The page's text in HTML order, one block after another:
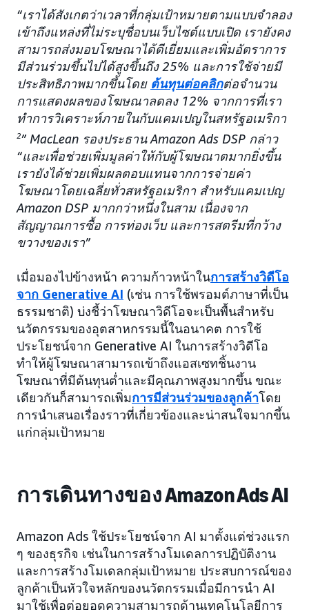
“เราได้สังเกตว่าเวลาที่กลุ่มเป้าหมายตามแบบจำลอง
เข้าถึงแหล่งที่ไม่ระบุชื่อบนเว็บไซต์แบบเปิด เรายังคง
สามารถส่งมอบโฆษณาได้ดีเยี่ยมและเพิ่มอัตราการ
มีส่วนร่วมขึ้นไปได้สูงขึ้นถึง 25% และการใช้จ่ายมี
ประสิทธิภาพมากขึ้นโดย ต้นทุนต่อคลิกต่อจำนวน
การแสดงผลของโฆษณาลดลง 12% จากการที่เรา
ทำการวิเคราะห์ภายในกับแคมเปญในสหรัฐอเมริกา
2” MacLean รองประธาน Amazon Ads DSP กล่าว
“และเพื่อช่วยเพิ่มมูลค่าให้กับผู้โฆษณาตมากยิ่งขึ้น
เรายังได้ช่วยเพิ่มผลตอบแทนจากการจ่ายค่า
โฆษณาโดยเฉลี่ยทั่วสหรัฐอเมริกา สำหรับแคมเปญ
Amazon DSP มากกว่าหนึ่งในสาม เนื่องจาก
สัญญาณการซื้อ การท่องเว็บ และการสตรีมที่กว้าง
ขวางของเรา”
เมื่อมองไปข้างหน้า ความก้าวหน้าในการสร้างวิดีโอ
จาก Generative AI (เช่น การใช้พรอมต์ภาษาที่เป็น
ธรรมชาติ) บ่งชี้ว่าโฆษณาวิดีโอจะเป็นพื้นสำหรับ
นวัตกรรมของอุตสาหกรรมนี้ในอนาคต การใช้
ประโยชน์จาก Generative AI ในการสร้างวิดีโอ
ทำให้ผู้โฆษณาสามารถเข้าถึงแอสเซทชิ้นงาน
โฆษณาที่มีต้นทุนต่ำและมีคุณภาพสูงมากขึ้น ขณะ
เดียวกันก็สามารถเพิ่มการมีส่วนร่วมของลูกค้าโดย
การนำเสนอเรื่องราวที่เกี่ยวข้องและน่าสนใจมากขึ้น
แก่กลุ่มเป้าหมาย
การเดินทางของ Amazon Ads AI
Amazon Ads ใช้ประโยชน์จาก AI มาตั้งแต่ช่วงแรก
ๆ ของธุรกิจ เช่นในการสร้างโมเดลการปฏิบัติงาน
และการสร้างโมเดลกลุ่มเป้าหมาย ประสบการณ์ของ
ลูกค้าเป็นหัวใจหลักของนวัตกรรมเมื่อมีการนำ AI
มาใช้เพื่อต่อยอดความสามารถด้านเทคโนโลยีการ